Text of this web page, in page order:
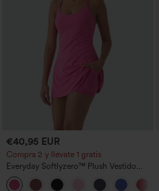
€40,95 EUR
Compra 2 y llévate 1 gratis
Everyday Softlyzero™ Plush Vestido
deportivo sin espalda 2 en 1
acampanado -Wannabe -Easy Peezy